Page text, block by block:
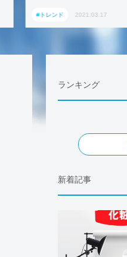
#トレンド 2021.03.17
ランキング
新着記事